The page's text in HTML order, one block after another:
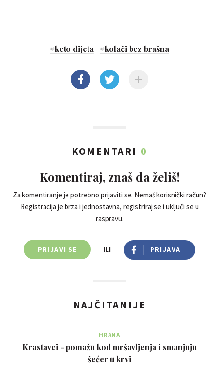
#keto dijeta #kolači bez brašna
KOMENTARI 0
Komentiraj, znaš da želiš!
Za komentiranje je potrebno prijaviti se. Nemaš korisnički račun?
Registracija je brza i jednostavna, registriraj se i uključi se u
raspravu.
PRIJAVI SE ILI PRIJAVA
NAJČITANIJE
HRANA
Krastavci - pomažu kod mršavljenja i smanjuju
šećer u krvi